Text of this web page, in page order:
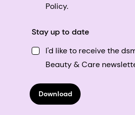
Policy.
Stay up to date
I'd like to receive the
Beauty & Care
Download